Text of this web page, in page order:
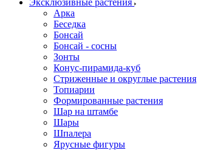
Эксклюзивные растения
Арка
Беседка
Бонсай
Бонсай - сосны
Зонты
Конус-пирамида-куб
Стриженные и округлые растения
Топиарии
Формированные растения
Шар на штамбе
Шары
Шпалера
Ярусные фигуры